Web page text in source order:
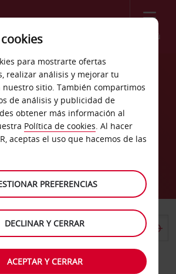
Menú
coches
nacional
de
de devolución
para mostrarte ofertas
realizar análisis y mejorar tu
nuestro sitio. También compartimos
de análisis y publicidad de
obtener más información al
Política de cookies. Al hacer
aceptas el uso que hacemos de las
PREFERENCIAS
DECLINAR Y CERRAR
ACEPTAR Y CERRAR